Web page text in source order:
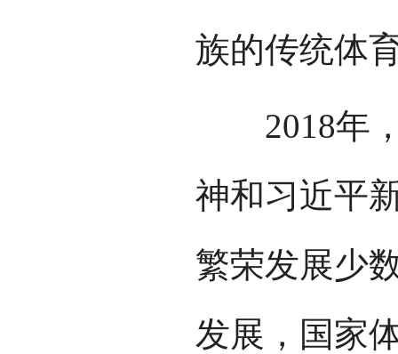
族的传统体
2018年，
神和习近平
繁荣发展少
发展，国家